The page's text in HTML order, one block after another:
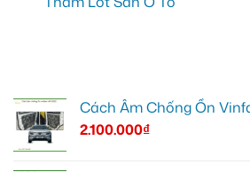
Cách Âm Chống Ồn
2.100.000₫